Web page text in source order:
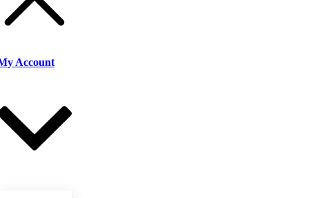
Account